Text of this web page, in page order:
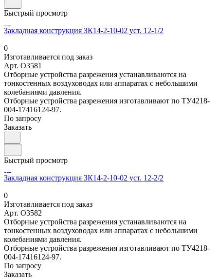
Быстрый просмотр
Закладная конструкция ЗК14-2-10-02 уст. 12-1/2
0
Изготавливается под заказ
Арт. O3581
Отборные устройства разрежения устанавливаются на
тонкостенных воздуховодах или аппаратах с небольшими
колебаниями давления.
Отборные устройства разрежения изготавливают по ТУ4218-
004-17416124-97.
По запросу
Заказать
Быстрый просмотр
Закладная конструкция ЗК14-2-10-02 уст. 12-2/2
0
Изготавливается под заказ
Арт. O3582
Отборные устройства разрежения устанавливаются на
тонкостенных воздуховодах или аппаратах с небольшими
колебаниями давления.
Отборные устройства разрежения изготавливают по ТУ4218-
004-17416124-97.
По запросу
Заказать